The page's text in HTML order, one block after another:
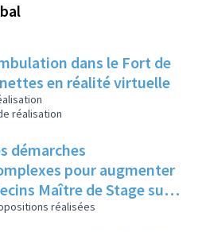
dans le Fort de
en réalité virtuelle
réalisation
démarches
pour augmenter
Maître de Stage sur
plus de stagiaires
réalisées